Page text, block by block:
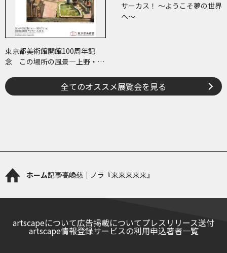
東京都美術館開館100周年記
念 この場所の風景―上野・大
サーカス！ ～ようこそ夢の世界
へ～
全てのオススメ展覧会を見る
ホーム記事高嶋慈｜ノラ『来来来来来』
artscapeについて広告掲載についてプレスリリース送付
artscape情報登録サービスの利用申込著者一覧